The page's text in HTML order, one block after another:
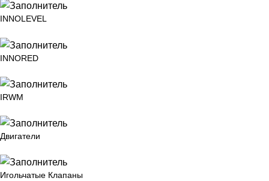
INNOLEVEL
INNORED
IRWM
Двигатели
Игольчатые Клапаны